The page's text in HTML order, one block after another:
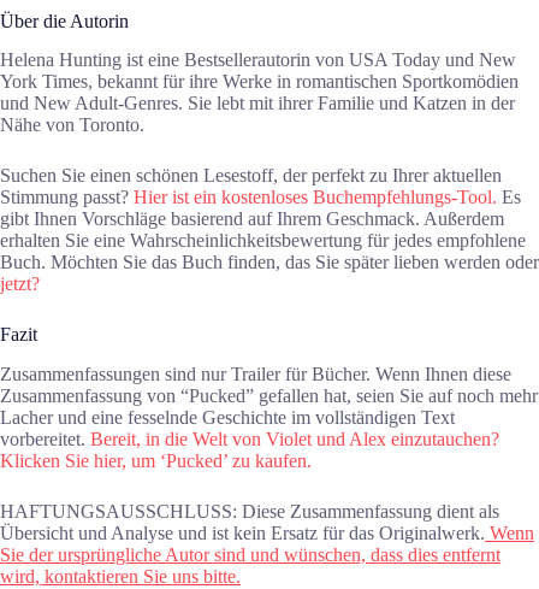
Über die Autorin
Helena Hunting ist eine Bestsellerautorin von USA Today und New
York Times, bekannt für ihre Werke in romantischen Sportkomödien
und New Adult-Genres. Sie lebt mit ihrer Familie und Katzen in der
Nähe von Toronto.
Suchen Sie einen schönen Lesestoff, der perfekt zu Ihrer aktuellen
Stimmung passt? Hier ist ein kostenloses Buchempfehlungs-Tool. Es
gibt Ihnen Vorschläge basierend auf Ihrem Geschmack. Außerdem
erhalten Sie eine Wahrscheinlichkeitsbewertung für jedes empfohlene
Buch. Möchten Sie das Buch finden, das Sie später lieben werden oder
jetzt?
Fazit
Zusammenfassungen sind nur Trailer für Bücher. Wenn Ihnen diese
Zusammenfassung von “Pucked” gefallen hat, seien Sie auf noch mehr
Lacher und eine fesselnde Geschichte im vollständigen Text
vorbereitet. Bereit, in die Welt von Violet und Alex einzutauchen?
Klicken Sie hier, um ‘Pucked’ zu kaufen.
HAFTUNGSAUSSCHLUSS: Diese Zusammenfassung dient als
Übersicht und Analyse und ist kein Ersatz für das Originalwerk. Wenn
Sie der ursprüngliche Autor sind und wünschen, dass dies entfernt
wird, kontaktieren Sie uns bitte.